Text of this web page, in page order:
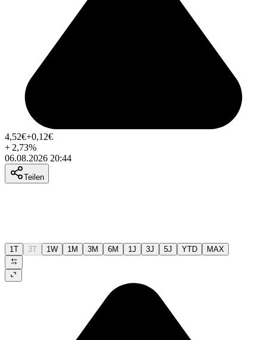
4,52€+0,12€
+ 2,73%
06.08.2026 20:44
Teilen
1T 3T 1W 1M 3M 6M 1J 3J 5J YTD MAX